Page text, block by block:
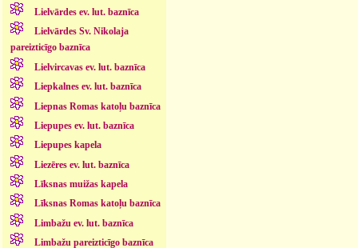
Lielvārdes ev. lut. baznīca
Lielvārdes Sv. Nikolaja
pareizticīgo baznīca
Lielvircavas ev. lut. baznīca
Liepkalnes ev. lut. baznīca
Liepnas Romas katoļu baznīca
Liepupes ev. lut. baznīca
Liepupes kapela
Liezēres ev. lut. baznīca
Līksnas muižas kapela
Līksnas Romas katoļu baznīca
Limbažu ev. lut. baznīca
Limbažu pareizticīgo baznīca